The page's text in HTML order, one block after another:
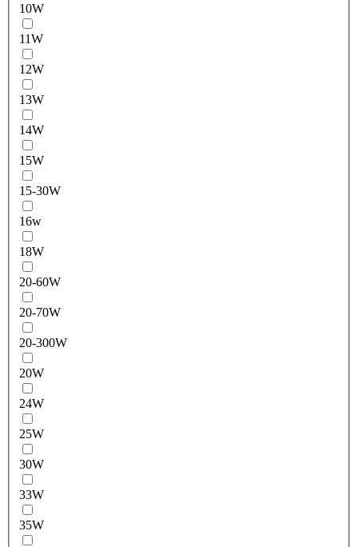
10W
11W
12W
13W
14W
15W
15-30W
16w
18W
20-60W
20-70W
20-300W
20W
24W
25W
30W
33W
35W